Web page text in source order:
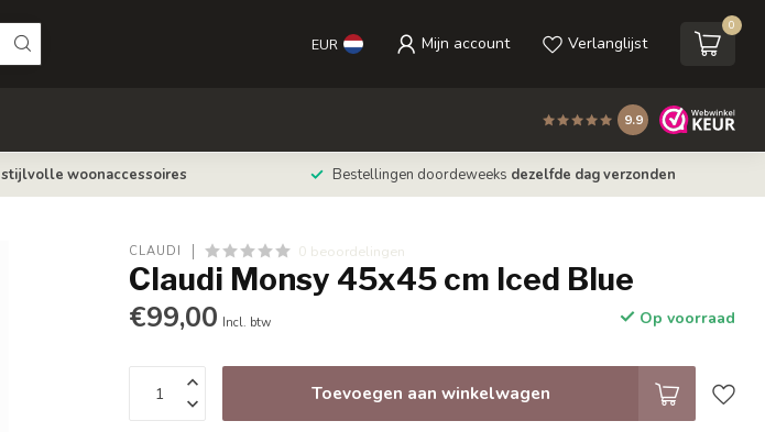
EUR Mijn account Verlanglijst
0
9.9
stijlvolle woonaccessoires Bestellingen doordeweeks dezelfde dag verzonden
CLAUDI 0 beoordelingen
Claudi Monsy 45x45 cm Iced Blue
€99,00 Incl. btw Op voorraad
Toevoegen aan winkelwagen